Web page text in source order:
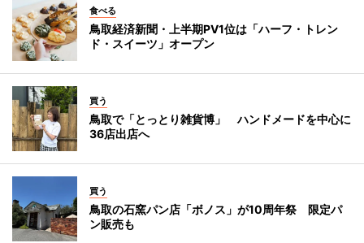
食べる
鳥取経済新聞・上半期PV1位は「ハーフ・トレン
ド・スイーツ」オープン
買う
鳥取で「とっとり雑貨博」 ハンドメードを中心に
36店出店へ
買う
鳥取の石窯パン店「ボノス」が10周年祭 限定パ
ン販売も